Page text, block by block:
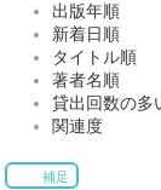
出版年順
新着日順
タイトル順
著者名順
貸出回数の多
関連度
補足